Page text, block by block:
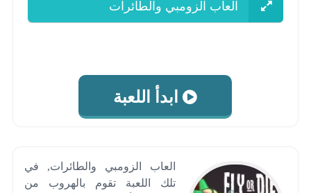
العاب الزومبي والطائرات
ابدأ اللعبة
العاب الزومبي والطائرات, في
تلك اللعبة تقوم بالهروب من